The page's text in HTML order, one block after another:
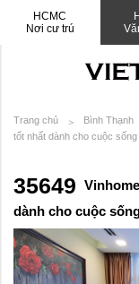
HCMC
Nơi cư trú
Trang chủ Bình Thạnh
tốt nhất dành cho cuộc
35649
dành cho cuộc